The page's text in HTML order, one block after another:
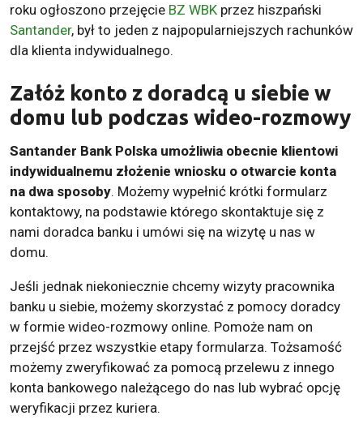
roku ogłoszono przejęcie BZ WBK przez hiszpański
Santander, był to jeden z najpopularniejszych rachunków
dla klienta indywidualnego.
Załóż konto z doradcą u siebie w
domu lub podczas wideo-rozmowy
Santander Bank Polska umożliwia obecnie klientowi
indywidualnemu złożenie wniosku o otwarcie konta
na dwa sposoby. Możemy wypełnić krótki formularz
kontaktowy, na podstawie którego skontaktuje się z
nami doradca banku i umówi się na wizytę u nas w
domu.
Jeśli jednak niekoniecznie chcemy wizyty pracownika
banku u siebie, możemy skorzystać z pomocy doradcy
w formie wideo-rozmowy online. Pomoże nam on
przejść przez wszystkie etapy formularza. Tożsamość
możemy zweryfikować za pomocą przelewu z innego
konta bankowego należącego do nas lub wybrać opcję
weryfikacji przez kuriera.